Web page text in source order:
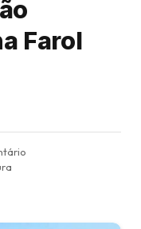
Farol